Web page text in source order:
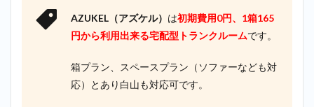
AZUKEL（アズケル） は初期費用0円、1箱165
円から利用出来る宅配型トランクルームです。
箱プラン、スペースプラン（ソファーなども対
応）とあり白山も対応可です。